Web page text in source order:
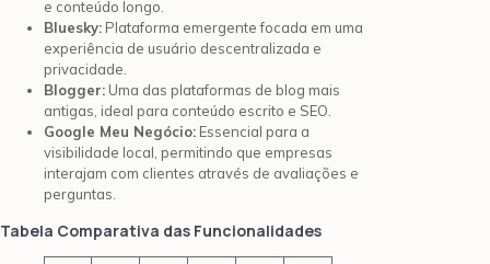
e conteúdo longo.
Bluesky: Plataforma emergente focada em uma
experiência de usuário descentralizada e
privacidade.
Blogger: Uma das plataformas de blog mais
antigas, ideal para conteúdo escrito e SEO.
Google Meu Negócio: Essencial para a
visibilidade local, permitindo que empresas
interajam com clientes através de avaliações e
perguntas.
Tabela Comparativa das Funcionalidades